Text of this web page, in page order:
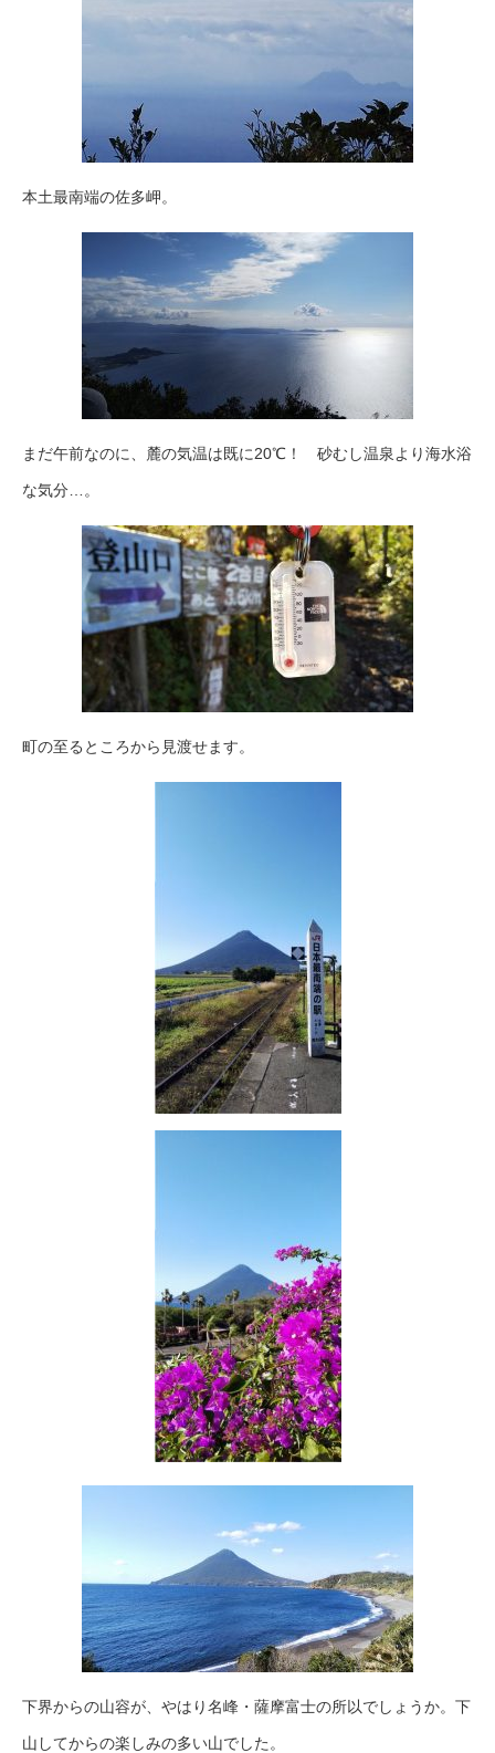
本土最南端の佐多岬。
まだ午前なのに、麓の気温は既に20℃！ 砂むし温泉より海水浴
な気分…。
町の至るところから見渡せます。
下界からの山容が、やはり名峰・薩摩富士の所以でしょうか。下
山してからの楽しみの多い山でした。